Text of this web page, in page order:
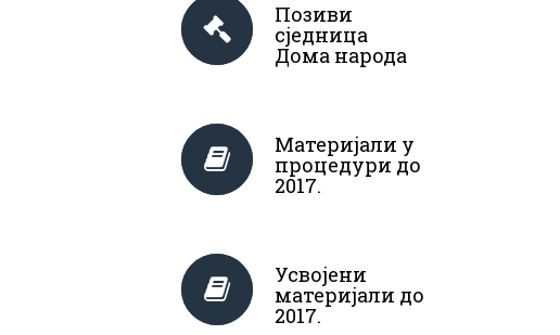
Позиви
сједница
Дома народа
Материјали у
процедури до
2017.
Усвојени
материјали до
2017.